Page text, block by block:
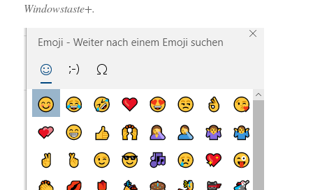
Windowstaste+.